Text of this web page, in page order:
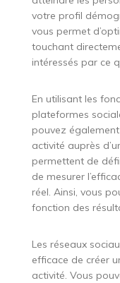
votre profil
vous permet
touchant
intéressés par ce
En utilisant les
plateformes
pouvez
activité auprès
permettent de
de mesurer
réel. Ainsi, vous
fonction des
Les réseaux
efficace de créer
activité. Vous